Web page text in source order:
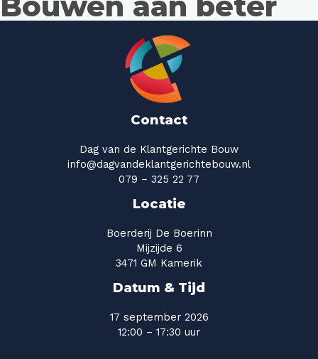
Contact
Dag van de Klantgerichte Bouw
info@dagvandeklantgerichtebouw.nl
079 – 325 22 77
Locatie
Boerderij De Boerinn
Mijzijde 6
3471 GM Kamerik
Datum & Tijd
17 september 2026
12:00 – 17:30 uur